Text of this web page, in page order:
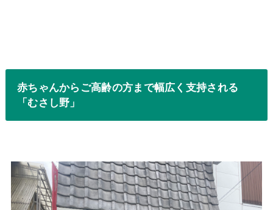
赤ちゃんからご高齢の方まで幅広く支持される
「むさし野」